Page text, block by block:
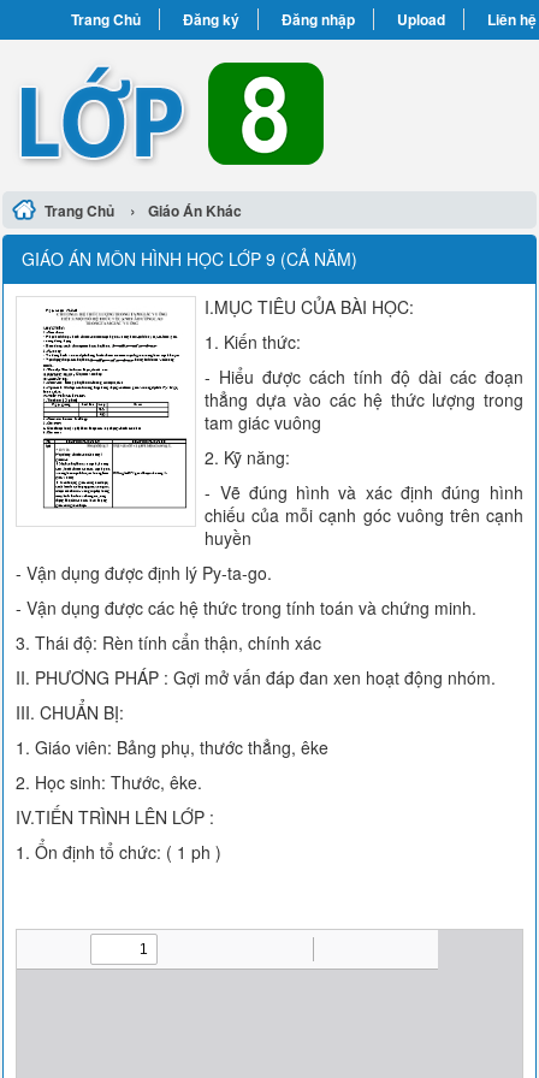
Trang Chủ Đăng ký Đăng nhập Upload Liên hệ
Trang Chủ › Giáo Án Khác
GIÁO ÁN MÔN HÌNH HỌC LỚP 9 (CẢ NĂM)
I.MỤC TIÊU CỦA BÀI HỌC:
1. Kiến thức:
- Hiểu được cách tính độ dài các đoạn
thẳng dựa vào các hệ thức lượng trong
tam giác vuông
2. Kỹ năng:
- Vẽ đúng hình và xác định đúng hình
chiếu của mỗi cạnh góc vuông trên cạnh
huyền
- Vận dụng được định lý Py-ta-go.
- Vận dụng được các hệ thức trong tính toán và chứng minh.
3. Thái độ: Rèn tính cẩn thận, chính xác
II. PHƯƠNG PHÁP : Gợi mở vấn đáp đan xen hoạt động nhóm.
III. CHUẨN BỊ:
1. Giáo viên: Bảng phụ, thước thẳng, êke
2. Học sinh: Thước, êke.
IV.TIẾN TRÌNH LÊN LỚP :
1. Ổn định tổ chức: ( 1 ph )